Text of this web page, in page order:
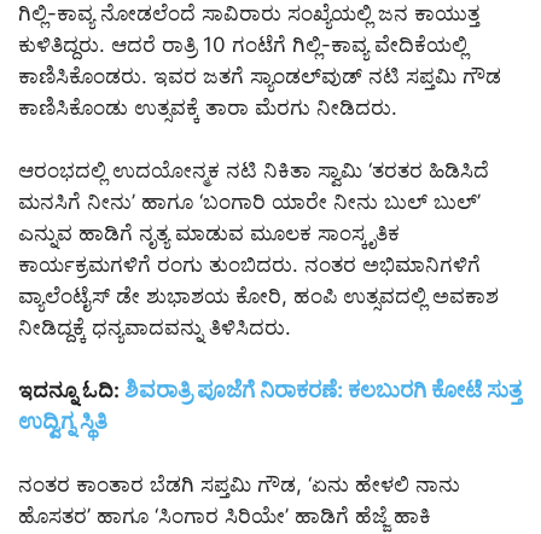
ಗಿಲ್ಲಿ-ಕಾವ್ಯ ನೋಡಲೆಂದೆ ಸಾವಿರಾರು ಸಂಖ್ಯೆಯಲ್ಲಿ ಜನ ಕಾಯುತ್ತ
ಕುಳಿತಿದ್ದರು. ಆದರೆ ರಾತ್ರಿ 10 ಗಂಟೆಗೆ ಗಿಲ್ಲಿ-ಕಾವ್ಯ ವೇದಿಕೆಯಲ್ಲಿ
ಕಾಣಿಸಿಕೊಂಡರು. ಇವರ ಜತಗೆ ಸ್ಯಾಂಡಲ್‌ವುಡ್ ನಟಿ ಸಪ್ತಮಿ ಗೌಡ
ಕಾಣಿಸಿಕೊಂಡು ಉತ್ಸವಕ್ಕೆ ತಾರಾ ಮೆರಗು ನೀಡಿದರು.
ಆರಂಭದಲ್ಲಿ ಉದಯೋನ್ಮಕ ನಟಿ ನಿಕಿತಾ ಸ್ವಾಮಿ ‘ತರತರ ಹಿಡಿಸಿದೆ
ಮನಸಿಗೆ ನೀನು’ ಹಾಗೂ ‘ಬಂಗಾರಿ ಯಾರೇ ನೀನು ಬುಲ್ ಬುಲ್’
ಎನ್ನುವ ಹಾಡಿಗೆ ನೃತ್ಯ ಮಾಡುವ ಮೂಲಕ ಸಾಂಸ್ಕೃತಿಕ
ಕಾರ್ಯಕ್ರಮಗಳಿಗೆ ರಂಗು ತುಂಬಿದರು. ನಂತರ ಅಭಿಮಾನಿಗಳಿಗೆ
ವ್ಯಾಲೆಂಟೈಸ್ ಡೇ ಶುಭಾಶಯ ಕೋರಿ, ಹಂಪಿ ಉತ್ಸವದಲ್ಲಿ ಅವಕಾಶ
ನೀಡಿದ್ದಕ್ಕೆ ಧನ್ಯವಾದವನ್ನು ತಿಳಿಸಿದರು.
ಇದನ್ನೂ ಓದಿ: ಶಿವರಾತ್ರಿ ಪೂಜೆಗೆ ನಿರಾಕರಣೆ: ಕಲಬುರಗಿ ಕೋಟೆ ಸುತ್ತ
ಉದ್ವಿಗ್ನ ಸ್ಥಿತಿ
ನಂತರ ಕಾಂತಾರ ಬೆಡಗಿ ಸಪ್ತಮಿ ಗೌಡ, ‘ಏನು ಹೇಳಲಿ ನಾನು
ಹೊಸತರ’ ಹಾಗೂ ‘ಸಿಂಗಾರ ಸಿರಿಯೇ’ ಹಾಡಿಗೆ ಹೆಜ್ಜೆ ಹಾಕಿ